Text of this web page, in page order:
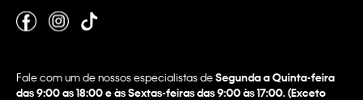
Fale com um de nossos especialistas deSegunda a Quinta-feira
das 9:00 as 18:00 e às Sextas-feiras das 9:00 às 17:00. (Exceto